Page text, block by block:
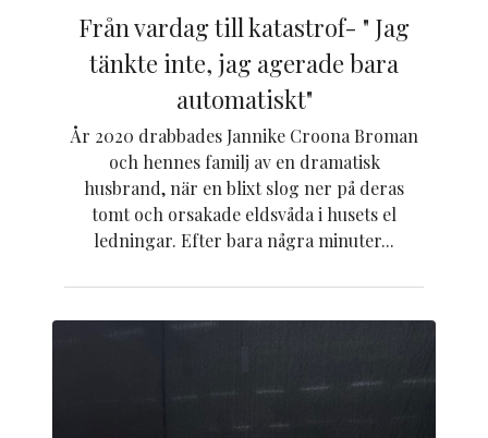
Från vardag till katastrof- " Jag
tänkte inte, jag agerade bara
automatiskt"
År 2020 drabbades Jannike Croona Broman
och hennes familj av en dramatisk
husbrand, när en blixt slog ner på deras
tomt och orsakade eldsvåda i husets el
ledningar. Efter bara några minuter...